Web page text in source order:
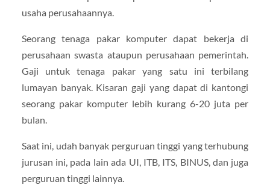
usaha perusahaannya.
Seorang tenaga pakar komputer dapat bekerja di
perusahaan swasta ataupun perusahaan pemerintah.
Gaji untuk tenaga pakar yang satu ini terbilang
lumayan banyak. Kisaran gaji yang dapat di kantongi
seorang pakar komputer lebih kurang 6-20 juta per
bulan.
Saat ini, udah banyak perguruan tinggi yang terhubung
jurusan ini, pada lain ada UI, ITB, ITS, BINUS, dan juga
perguruan tinggi lainnya.